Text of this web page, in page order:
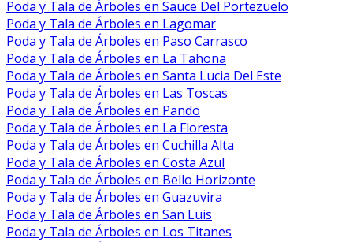
Poda y Tala de Árboles en Sauce Del Portezuelo
Poda y Tala de Árboles en Lagomar
Poda y Tala de Árboles en Paso Carrasco
Poda y Tala de Árboles en La Tahona
Poda y Tala de Árboles en Santa Lucia Del Este
Poda y Tala de Árboles en Las Toscas
Poda y Tala de Árboles en Pando
Poda y Tala de Árboles en La Floresta
Poda y Tala de Árboles en Cuchilla Alta
Poda y Tala de Árboles en Costa Azul
Poda y Tala de Árboles en Bello Horizonte
Poda y Tala de Árboles en Guazuvira
Poda y Tala de Árboles en San Luis
Poda y Tala de Árboles en Los Titanes